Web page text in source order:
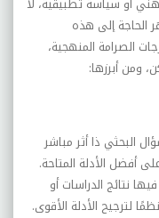
الحاجة إلى هذه
الصرامة المنهجية،
ومن أبرزها:
البحثي ذا أثر مباشر
أفضل الأدلة المتاحة.
نتائج الدراسات أو
لترجيح الأدلة الأقوى.